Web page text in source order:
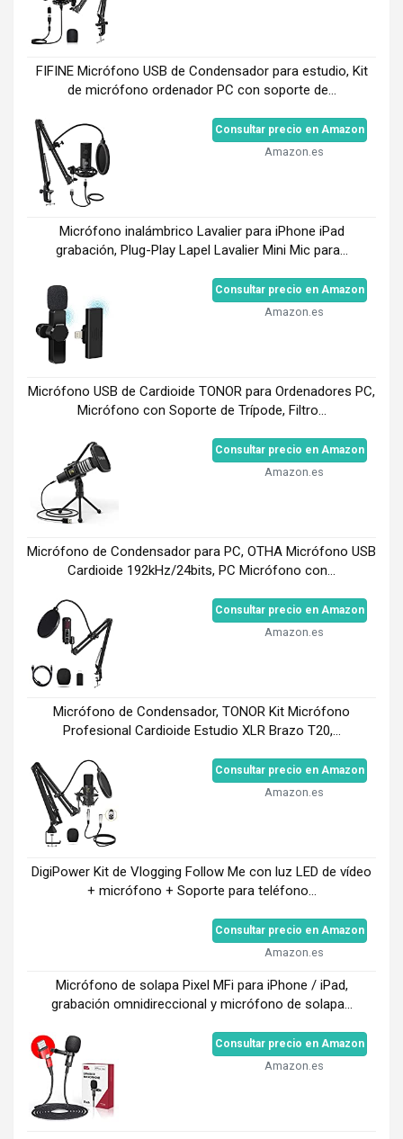
FIFINE Micrófono USB de Condensador para estudio, Kit
de micrófono ordenador PC con soporte de...
Consultar precio en Amazon
Amazon.es
Micrófono inalámbrico Lavalier para iPhone iPad
grabación, Plug-Play Lapel Lavalier Mini Mic para...
Consultar precio en Amazon
Amazon.es
Micrófono USB de Cardioide TONOR para Ordenadores PC,
Micrófono con Soporte de Trípode, Filtro...
Consultar precio en Amazon
Amazon.es
Micrófono de Condensador para PC, OTHA Micrófono USB
Cardioide 192kHz/24bits, PC Micrófono con...
Consultar precio en Amazon
Amazon.es
Micrófono de Condensador, TONOR Kit Micrófono
Profesional Cardioide Estudio XLR Brazo T20,...
Consultar precio en Amazon
Amazon.es
DigiPower Kit de Vlogging Follow Me con luz LED de vídeo
+ micrófono + Soporte para teléfono...
Consultar precio en Amazon
Amazon.es
Micrófono de solapa Pixel MFi para iPhone / iPad,
grabación omnidireccional y micrófono de solapa...
Consultar precio en Amazon
Amazon.es